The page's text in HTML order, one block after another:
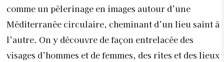
comme un pèlerinage en images autour d’une
Méditerranée circulaire, cheminant d’un lieu saint à
l’autre. On y découvre de façon entrelacée des
visages d’hommes et de femmes, des rites et des lieux